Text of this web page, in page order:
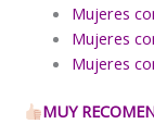
Mujeres
Mujeres
Mujeres
MUY